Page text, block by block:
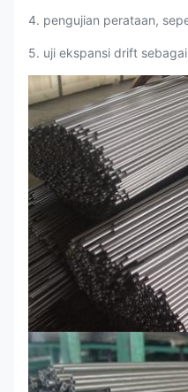
4. pengujian perataan,
5. uji ekspansi drift